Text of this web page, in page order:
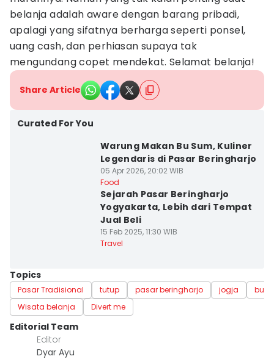
belanja adalah aware dengan barang pribadi,
apalagi yang sifatnya berharga seperti ponsel,
uang cash, dan perhiasan supaya tak
mengundang copet mendekat. Selamat belanja!
Share Article
Curated For You
Warung Makan Bu Sum, Kuliner
Legendaris di Pasar Beringharjo
05 Apr 2026, 20:02 WIB
Food
Sejarah Pasar Beringharjo
Yogyakarta, Lebih dari Tempat
Jual Beli
15 Feb 2025, 11:30 WIB
Travel
Topics
Pasar Tradisional tutup pasar beringharjo jogja
buka
Wisata belanja
Divert me
Editorial Team
Editor
Dyar Ayu